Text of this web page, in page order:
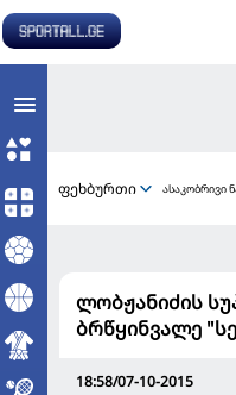
ფეხბურთი ასაკობრივი
ლობჟანიძის
ბრწყინვალე
18:58/07-10-2015